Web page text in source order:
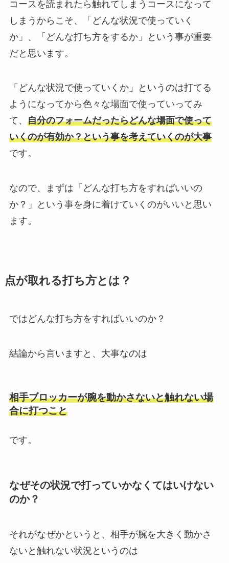
コースを読まれたら触れてしまうコースになって
しまうからこそ、「どんな状況で使っていく
か」、「どんな打ち方をするか」という事が重要
だと思います。
「どんな状況で使っていくか」というのは打てる
ようになってから色々な場面で使っていってみ
て、 自分のフォームだったらどんな場面で使って
いくのが有効か？という事を考えていくのが大事
です。
なので、まずは「どんな打ち方をすればいいの
か？」という事を身に着けていくのがいいと思い
ます。
点が取れる打ち方とは？
ではどんな打ち方をすればいいのか？
結論から言いますと、大事なのは
相手ブロッカーが腕を動かさないと触れない場
合に打つこと
です。
なぜその状況で打っていかなくてはいけない
のか？
それがなぜかというと、相手が腕を大きく動かさ
ないと触れない状況というのは